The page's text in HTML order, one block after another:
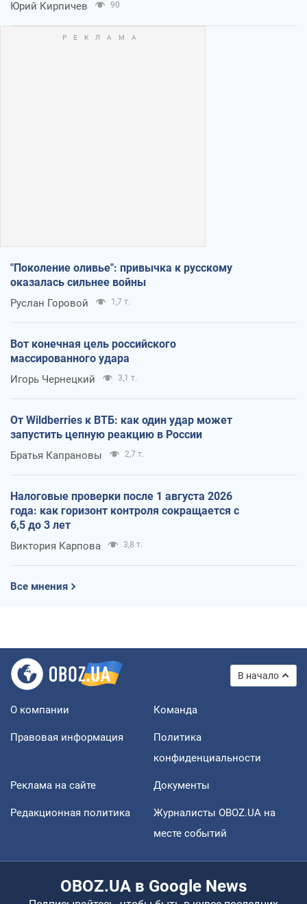
Юрий Кирпичев 90
"Поколение оливье": привычка к русскому
оказалась сильнее войны
Руслан Горовой 1,7 т.
Вот конечная цель российского
массированного удара
Игорь Чернецкий 3,1 т.
От Wildberries к ВТБ: как один удар может
запустить цепную реакцию в России
Братья Капрановы 2,7 т.
Налоговые проверки после 1 августа 2026
года: как горизонт контроля сокращается с
6,5 до 3 лет
Виктория Карпова 3,8 т.
Все мнения
В начало
О компании Команда
Правовая информация
Политика
конфиденциальности
Реклама на сайте Документы
Редакционная политика
Журналисты OBOZ.UA на
месте событий
OBOZ.UA в Google News